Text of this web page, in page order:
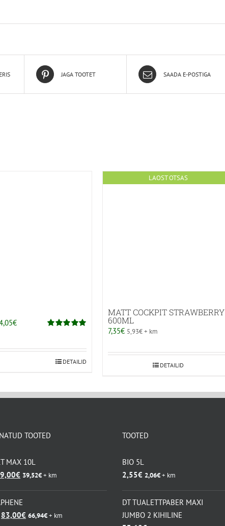
JAGA TOOTET SAADA E-POSTIGA
€Hinnavahemik:
kuni
DETAILID
LAOST OTSAS
MATT COCKPIT STRAWBERRY
600ML
7,35€ 5,93€+ km
DETAILID
TOOTED
MAX 10L
€Praegune
on:
49,00€.
39,52€+ km
Algne
83,00€Praegune
66,94€+ km
TOOTED
BIO 5L
2,55€ 2,06€+ km
DT TUALETTPABER MAXI
JUMBO 2 KIHILINE